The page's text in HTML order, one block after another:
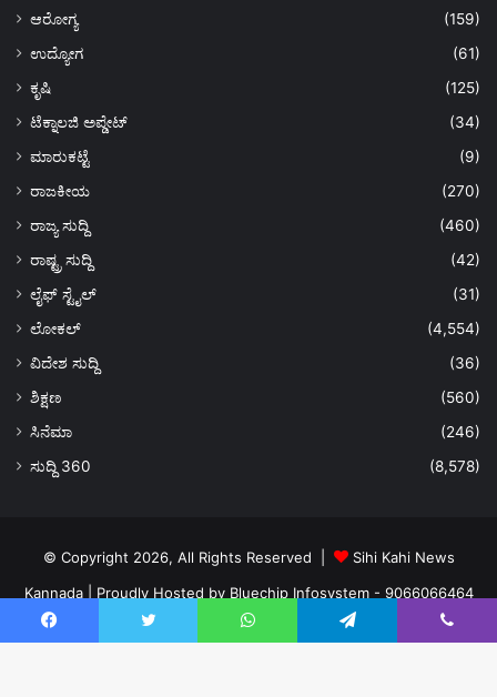
ಆರೋಗ್ಯ
(159)
ಉದ್ಯೋಗ
(61)
ಕೃಷಿ
(125)
ಟೆಕ್ನಾಲಜಿ ಅಪ್ಡೇಟ್
(34)
ಮಾರುಕಟ್ಟೆ
(9)
ರಾಜಕೀಯ
(270)
ರಾಜ್ಯ ಸುದ್ದಿ
(460)
ರಾಷ್ಟ್ರ ಸುದ್ದಿ
(42)
ಲೈಫ್ ಸ್ಟೈಲ್
(31)
ಲೋಕಲ್
(4,554)
ವಿದೇಶ ಸುದ್ದಿ
(36)
ಶಿಕ್ಷಣ
(560)
ಸಿನೆಮಾ
(246)
ಸುದ್ದಿ 360
(8,578)
© Copyright 2026, All Rights Reserved |
Sihi Kahi News
Kannada| Proudly Hosted by Bluechip Infosystem - 9066066464
About US
Privacy Policy Ads Policy
Terms and Conditions
Facebook Twitter WhatsApp Telegram Viber